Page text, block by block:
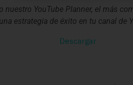
nuestro YouTube Planner, el más
una estrategia de éxito en tu canal de
Descargar